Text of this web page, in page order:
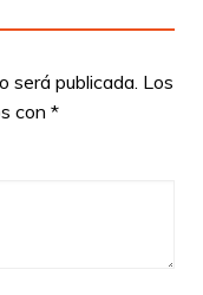
será publicada. Los
con *